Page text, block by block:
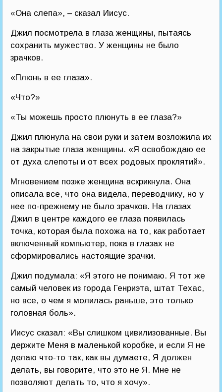
«Она слепа», – сказал Иисус.
Джил посмотрела в глаза женщины, пытаясь
сохранить мужество. У женщины не было
зрачков.
«Плюнь в ее глаза».
«Что?»
«Ты можешь просто плюнуть в ее глаза?»
Джил плюнула на свои руки и затем возложила их
на закрытые глаза женщины. «Я освобождаю ее
от духа слепоты и от всех родовых проклятий».
Мгновением позже женщина вскрикнула. Она
описала все, что она видела, переводчику, но у
нее по-прежнему не было зрачков. На глазах
Джил в центре каждого ее глаза появилась
точка, которая была похожа на то, как работает
включенный компьютер, пока в глазах не
сформировались настоящие зрачки.
Джил подумала: «Я этого не понимаю. Я тот же
самый человек из города Генриэта, штат Техас,
но все, о чем я молилась раньше, это только
головная боль».
Иисус сказал: «Вы слишком цивилизованные. Вы
держите Меня в маленькой коробке, и если Я не
делаю что-то так, как вы думаете, Я должен
делать, вы говорите, что это не Я. Мне не
позволяют делать то, что я хочу».